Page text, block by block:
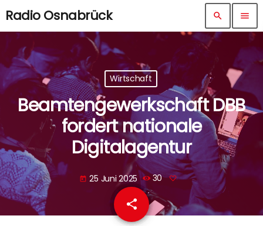
Radio Osnabrück search menu
Wirtschaft
Beamtengewerkschaft DBB
fordert nationale
Digitalagentur
today 25 Juni 2025 30
share
email